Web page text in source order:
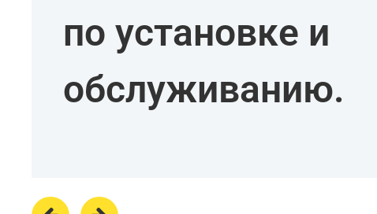
по установке и
обслуживанию.